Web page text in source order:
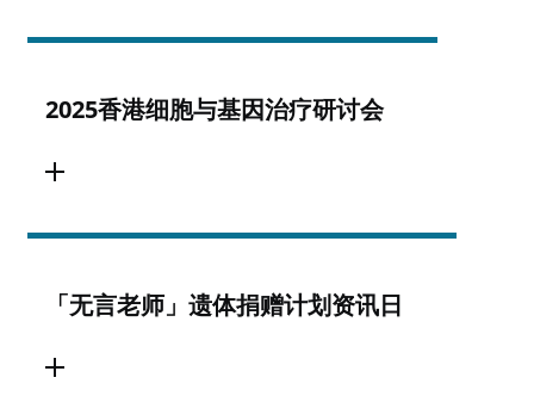
2025香港细胞与基因治疗研讨会
「无言老师」遗体捐赠计划资讯日